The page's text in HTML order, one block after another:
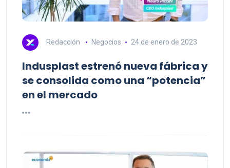
Redacción Negocios 24 de enero de 2023
Indusplast estrenó nueva fábrica y
se consolida como una “potencia”
en el mercado